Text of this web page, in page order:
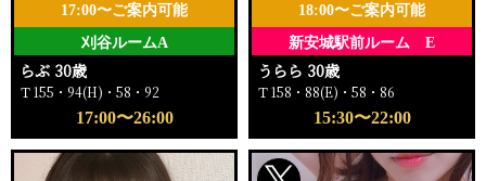
刈谷ルームA
17:00〜ご案内可能
らぶ 30歳
Ｔ155・94(H)・58・92
17:00〜26:00
新安城駅前ルーム E
18:00〜ご案内可能
うらら 30歳
Ｔ158・88(E)・58・86
15:30〜22:00